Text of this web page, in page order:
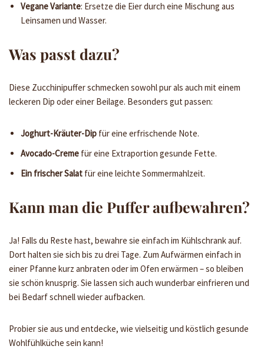
Vegane Variante: Ersetze die Eier durch eine Mischung aus
Leinsamen und Wasser.
Was passt dazu?
Diese Zucchinipuffer schmecken sowohl pur als auch mit einem
leckeren Dip oder einer Beilage. Besonders gut passen:
Joghurt-Kräuter-Dip für eine erfrischende Note.
Avocado-Creme für eine Extraportion gesunde Fette.
Ein frischer Salat für eine leichte Sommermahlzeit.
Kann man die Puffer aufbewahren?
Ja! Falls du Reste hast, bewahre sie einfach im Kühlschrank auf.
Dort halten sie sich bis zu drei Tage. Zum Aufwärmen einfach in
einer Pfanne kurz anbraten oder im Ofen erwärmen – so bleiben
sie schön knusprig. Sie lassen sich auch wunderbar einfrieren und
bei Bedarf schnell wieder aufbacken.
Probier sie aus und entdecke, wie vielseitig und köstlich gesunde
Wohlfühlküche sein kann!